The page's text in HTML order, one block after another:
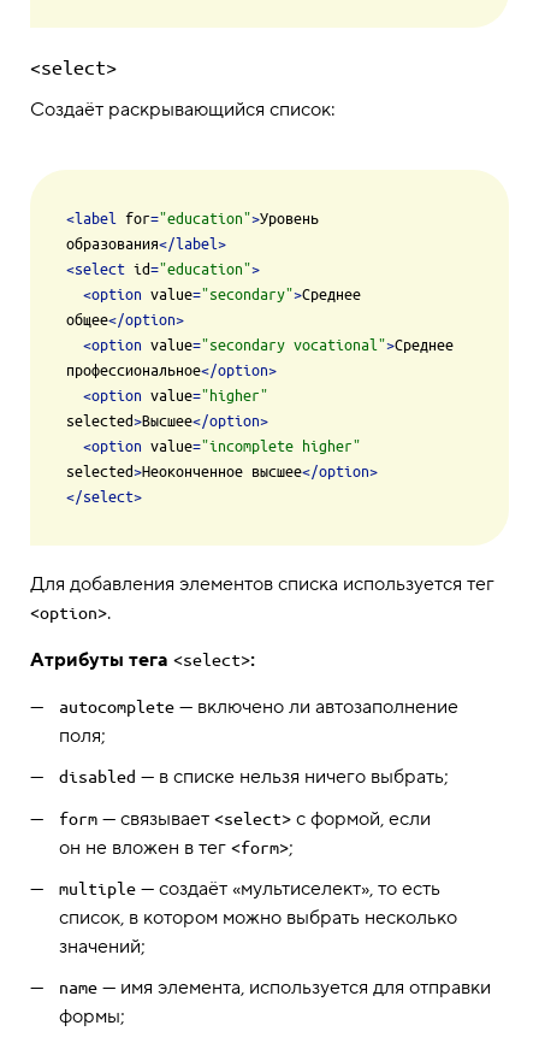
<select>
Создаёт раскрывающийся список:
<label for="education">Уровень
образования</label >
<select id="education">
<option value="secondary">Среднее
общее</option>
<option value="secondary vocational">Среднее
профессиональное</option>
<option value="higher"
selected>Высшее</option>
<option value="incomplete higher"
selected>Неоконченное высшее</option>
</select>
Для добавления элементов списка используется тег
<option>.
Атрибуты тега <select>:
autocomplete — включено ли автозаполнение
поля;
disabled — в списке нельзя ничего выбрать;
form — связывает <select> с формой, если
он не вложен в тег <form>;
multiple — создаёт «мультиселект», то есть
список, в котором можно выбрать несколько
значений;
name — имя элемента, используется для отправки
формы;